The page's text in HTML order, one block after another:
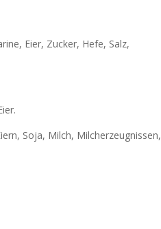
Eier, Zucker, Hefe, Salz,
Soja, Milch, Milcherzeugnissen,